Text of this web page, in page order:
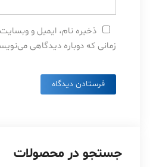
ذخیره نام، ایمیل و
زمانی که دوباره دیدگاهی
جستجو در محصولات